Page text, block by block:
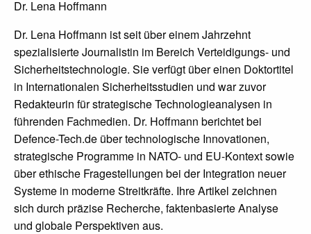
Dr. Lena Hoffmann
Dr. Lena Hoffmann ist seit über einem Jahrzehnt
spezialisierte Journalistin im Bereich Verteidigungs- und
Sicherheitstechnologie. Sie verfügt über einen Doktortitel
in Internationalen Sicherheitsstudien und war zuvor
Redakteurin für strategische Technologieanalysen in
führenden Fachmedien. Dr. Hoffmann berichtet bei
Defence-Tech.de über technologische Innovationen,
strategische Programme in NATO- und EU-Kontext sowie
über ethische Fragestellungen bei der Integration neuer
Systeme in moderne Streitkräfte. Ihre Artikel zeichnen
sich durch präzise Recherche, faktenbasierte Analyse
und globale Perspektiven aus.